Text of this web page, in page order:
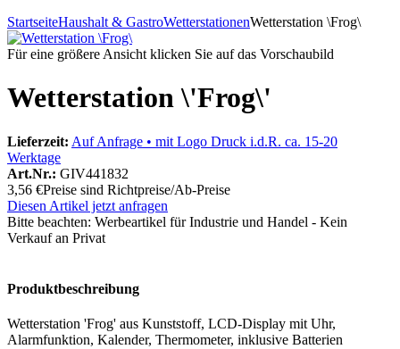
StartseiteHaushalt & GastroWetterstationenWetterstation \Frog\
Für eine größere Ansicht klicken Sie auf das Vorschaubild
Wetterstation \'Frog\'
Lieferzeit: Auf Anfrage • mit Logo Druck i.d.R. ca. 15-20
Werktage
Art.Nr.: GIV441832
3,56 €Preise sind Richtpreise/Ab-Preise
Diesen Artikel jetzt anfragen
Bitte beachten: Werbeartikel für Industrie und Handel - Kein
Verkauf an Privat
Produktbeschreibung
Wetterstation 'Frog' aus Kunststoff, LCD-Display mit Uhr,
Alarmfunktion, Kalender, Thermometer, inklusive Batterien